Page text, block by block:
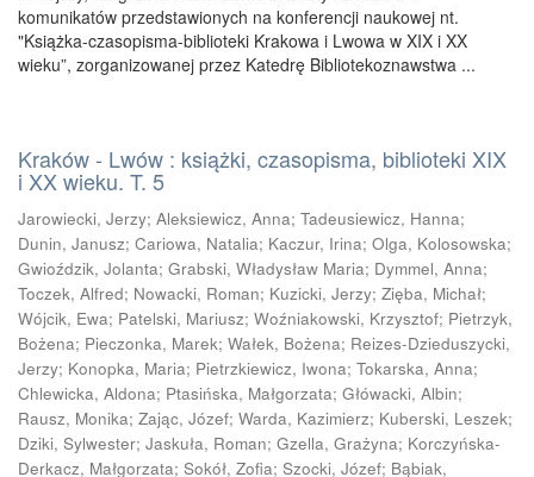
komunikatów przedstawionych na konferencji naukowej nt.
"Książka-czasopisma-biblioteki Krakowa i Lwowa w XIX i XX
wieku”, zorganizowanej przez Katedrę Bibliotekoznawstwa ...
Kraków - Lwów : książki, czasopisma, biblioteki XIX
i XX wieku. T. 5
Jarowiecki, Jerzy; Aleksiewicz, Anna; Tadeusiewicz, Hanna;
Dunin, Janusz; Cariowa, Natalia; Kaczur, Irina; Olga, Kolosowska;
Gwioździk, Jolanta; Grabski, Władysław Maria; Dymmel, Anna;
Toczek, Alfred; Nowacki, Roman; Kuzicki, Jerzy; Zięba, Michał;
Wójcik, Ewa; Patelski, Mariusz; Woźniakowski, Krzysztof; Pietrzyk,
Bożena; Pieczonka, Marek; Wałek, Bożena; Reizes-Dzieduszycki,
Jerzy; Konopka, Maria; Pietrzkiewicz, Iwona; Tokarska, Anna;
Chlewicka, Aldona; Ptasińska, Małgorzata; Główacki, Albin;
Rausz, Monika; Zając, Józef; Warda, Kazimierz; Kuberski, Leszek;
Dziki, Sylwester; Jaskuła, Roman; Gzella, Grażyna; Korczyńska-
Derkacz, Małgorzata; Sokół, Zofia; Szocki, Józef; Bąbiak,